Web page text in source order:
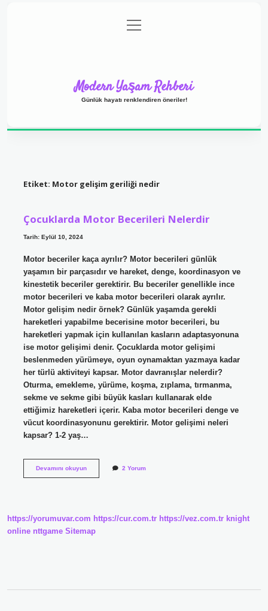
Gizlilik Politikası
menüyü
aç
Modern Yaşam Rehberi
Günlük hayatı renklendiren öneriler!
Etiket: Motor gelişim geriliği nedir
Çocuklarda Motor Becerileri Nelerdir
Tarih: Eylül 10, 2024
Motor beceriler kaça ayrılır? Motor becerileri günlük
yaşamın bir parçasıdır ve hareket, denge, koordinasyon ve
kinestetik beceriler gerektirir. Bu beceriler genellikle ince
motor becerileri ve kaba motor becerileri olarak ayrılır.
Motor gelişim nedir örnek? Günlük yaşamda gerekli
hareketleri yapabilme becerisine motor becerileri, bu
hareketleri yapmak için kullanılan kasların adaptasyonuna
ise motor gelişimi denir. Çocuklarda motor gelişimi
beslenmeden yürümeye, oyun oynamaktan yazmaya kadar
her türlü aktiviteyi kapsar. Motor davranışlar nelerdir?
Oturma, emekleme, yürüme, koşma, zıplama, tırmanma,
sekme ve sekme gibi büyük kasları kullanarak elde
ettiğimiz hareketleri içerir. Kaba motor becerileri denge ve
vücut koordinasyonunu gerektirir. Motor gelişimi neleri
kapsar? 1-2 yaş…
Devamını okuyunÇocuklarda 2 Yorum
https://yorumuvar.com https://cur.com.tr https://vez.com.tr knight
online nttgame Sitemap